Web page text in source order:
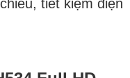
tiết kiệm điện